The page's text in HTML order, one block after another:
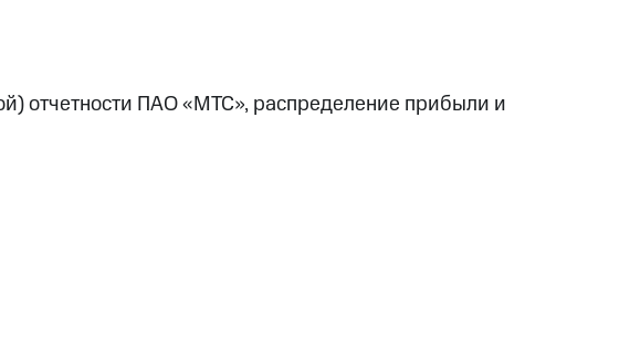
отчетности ПАО «МТС», распределение прибыли и